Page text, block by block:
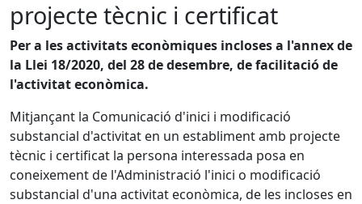
projecte tècnic i certificat
Per a les activitats econòmiques incloses a l'annex de
la Llei 18/2020, del 28 de desembre, de facilitació de
l'activitat econòmica.
Mitjançant la Comunicació d'inici i modificació
substancial d'activitat en un establiment amb projecte
tècnic i certificat la persona interessada posa en
coneixement de l'Administració l'inici o modificació
substancial d'una activitat econòmica, de les incloses en